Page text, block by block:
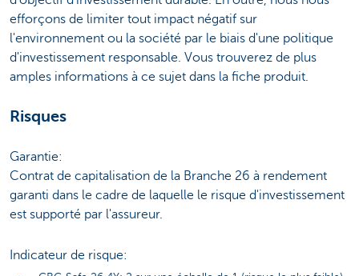
efforçons de limiter tout impact négatif sur
l'environnement ou la société par le biais d'une politique
d'investissement responsable. Vous trouverez de plus
amples informations à ce sujet dans la fiche produit.
Risques
Garantie:
Contrat de capitalisation de la Branche 26 à rendement
garanti dans le cadre de laquelle le risque d'investissement
est supporté par l'assureur.
Indicateur de risque: